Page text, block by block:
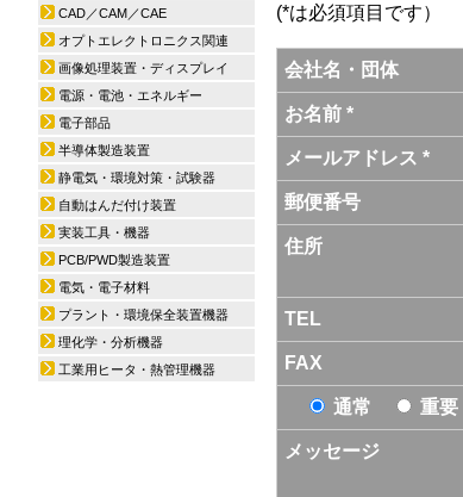
(*は必須項目です）
会社名・団体
お名前 *
メールアドレス *
郵便番号
住所
TEL
FAX
通常 重要
メッセージ
CAD／CAM／CAE
オプトエレクトロニクス関連
画像処理装置・ディスプレイ
電源・電池・エネルギー
電子部品
半導体製造装置
静電気・環境対策・試験器
自動はんだ付け装置
実装工具・機器
PCB/PWD製造装置
電気・電子材料
プラント・環境保全装置機器
理化学・分析機器
工業用ヒータ・熱管理機器